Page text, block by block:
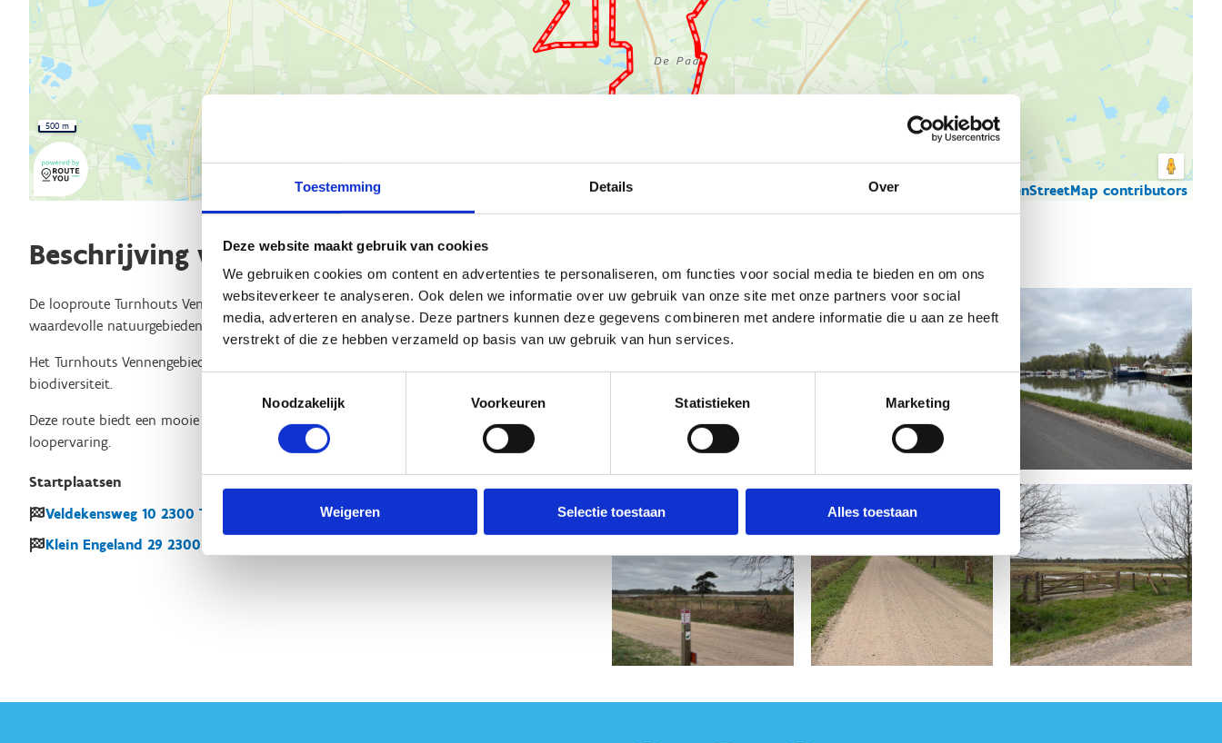
Toestemming Details Over
Deze website maakt gebruik van cookies
We gebruiken cookies om content en advertenties te personaliseren, om functies voor social media te bieden en om ons
websiteverkeer te analyseren. Ook delen we informatie over uw gebruik van onze site met onze partners voor social
media, adverteren en analyse. Deze partners kunnen deze gegevens combineren met andere informatie die u aan ze heeft
verstrekt of die ze hebben verzameld op basis van uw gebruik van hun services.
Noodzakelijk
Voorkeuren Statistieken Marketing
Weigeren Selectie toestaan Alles toestaan
© Thunderforest © OpenStreetMap contributors
500 m
Beschrijving van de route
De looproute Turnhouts Vennengebied is een prachtige route door een van de meest
waardevolle natuurgebieden in Vlaanderen.
Het Turnhouts Vennengebied staat bekend om zijn uitgestrekte heidevelden, vennen en rijke
biodiversiteit.
Deze route biedt een mooie mix van natuur en rust, ideaal voor een ontspannen
loopervaring.
Startplaatsen
Veldekensweg 10 2300 Turnhout
Klein Engeland 29 2300